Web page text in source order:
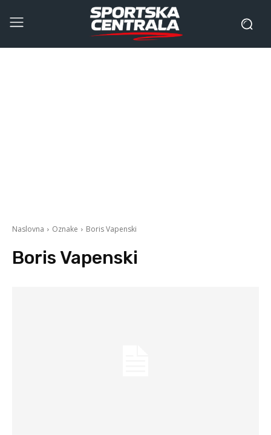
Naslovna Oznake Boris Vapenski
Boris Vapenski